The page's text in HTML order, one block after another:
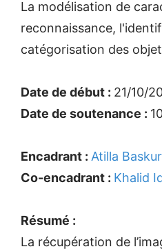
La modélisation de
reconnaissance,
catégorisation des
Date de début : 21/10/
Date de soutenance :
Encadrant : Atilla
Co-encadrant : Khalid
Résumé :
La récupération de